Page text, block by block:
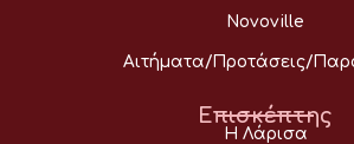
Novoville
Αιτήματα/Προτάσεις/
Επισκέπτης
Η Λάρισα